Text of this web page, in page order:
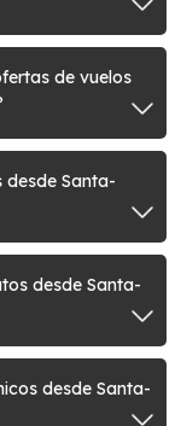
de vuelos
desde Santa-
desde Santa-